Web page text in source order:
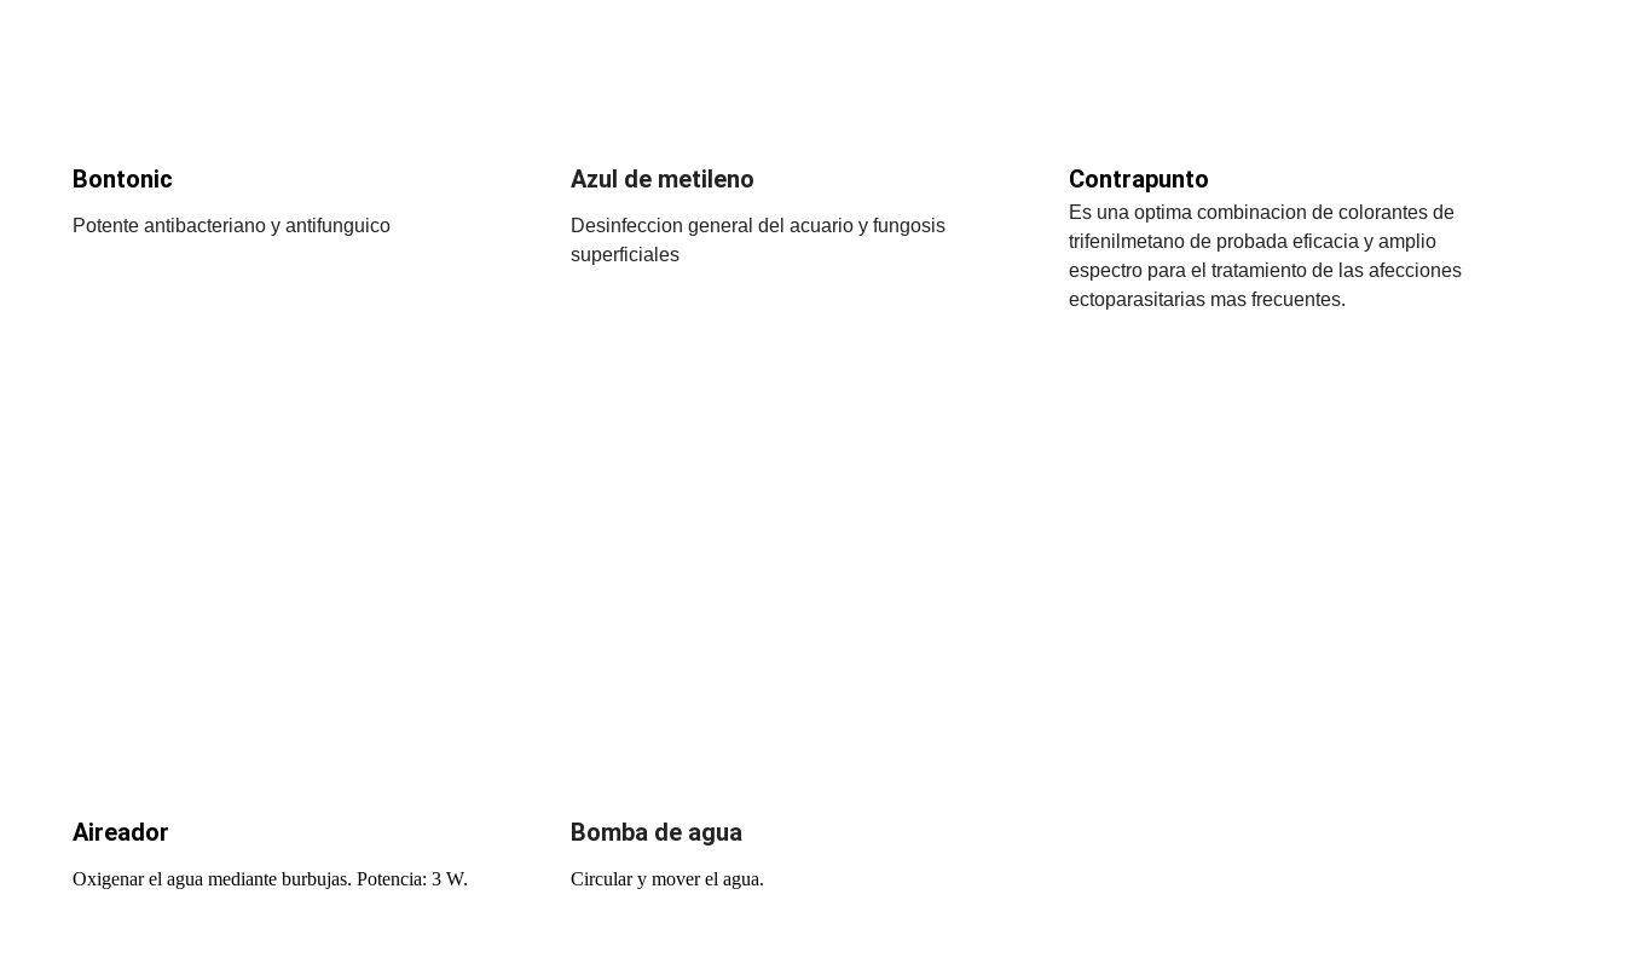
Bontonic
Desinfeccion general del acuario y fungosis
superficiales
Es una optima combinacion de colorantes de
trifenilmetano de probada eficacia y amplio
espectro para el tratamiento de las afecciones
ectoparasitarias mas frecuentes.
Contrapunto
Azul de metileno
Potente antibacteriano y antifunguico
Aireador
Circular y mover el agua.
Bomba de agua
Oxigenar el agua mediante burbujas. Potencia: 3 W.